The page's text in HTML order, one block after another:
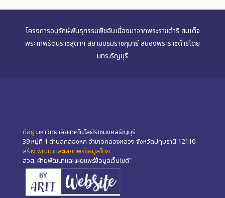
โครงการอนุรักษ์พันธุกรรมพืชอันเนื่องมาจากพระราชดำริ สมเด็จ
พระเทพรัตนราชสุดาฯ สยามบรมราชกุมารี สนองพระราชดำริโดย
มทร.ธัญบุรี
ที่อยู่ มหาวิทยาลัยเทคโนโลยีราชมงคลธัญบุรี
39 หมู่ที่ 1 ตำบลคลองหก อำเภอคลองหลวง จังหวัดปทุมธานี 12110
สร้าง พัฒนาและเผยแพร่ข้อมูลโดย
สวส. ฝ่ายพัฒนาและเผยแพร่ข้อมูลเว็บไซต์"